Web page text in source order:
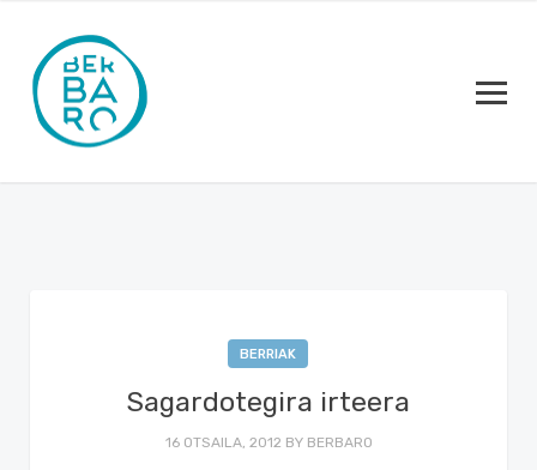
BERRIAK
Sagardotegira irteera
16 OTSAILA, 2012 BY BERBARO